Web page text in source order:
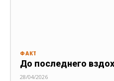
ФАКТ
До последнего
28/04/2026